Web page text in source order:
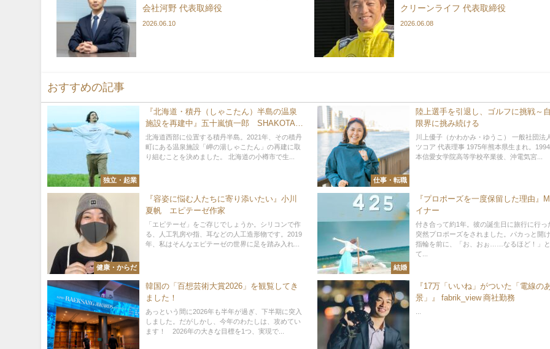
会社河野 代表取締役
2026.06.10
クリーンライフ 代表取締役
2026.06.08
おすすめの記事
独立・起業
『北海道・積丹（しゃこたん）半島の温泉
施設を再建中』五十嵐慎一郎 SHAKOTAN
GO 代表取締役
北海道西部に位置する積丹半島。2021年、その積丹
町にある温泉施設「岬の湯しゃこたん」の再建に取
り組むことを決めました。 北海道の小樽市で生...
仕事・転職
陸上選手を引退し、ゴルフに挑戦～
限界に挑み続ける
川上優子（かわかみ・ゆうこ） 一般社団法
ツコア 代表理事 1975年熊本県生まれ。
本信愛女学院高等学校卒業後、沖電気宮...
健康・からだ
『容姿に悩む人たちに寄り添いたい』小川
夏帆 エピテーゼ作家
「エピテーゼ」をご存じでしょうか。シリコンで作
る、人工乳房や指、耳などの人工造形物です。2019
年、私はそんなエピテーゼの世界に足を踏み入れ...
結婚
『プロポーズを一度保留した理由
イナー
付き合って約1年。彼の誕生日に旅行に行っ
突然プロポーズをされました。パカっと開
指輪を前に、「お、おぉ……なるほど！」
て...
韓国の「百想芸術大賞2026」を観覧してき
ました！
あっという間に2026年も半年が過ぎ、下半期に突入
しました。だがしかし、今年のわたしは、攻めてい
ます！ 2026年の大きな目標を1つ、実現で...
『17万「いいね」がついた「電線の
景」』 fabrik_view 商社勤務